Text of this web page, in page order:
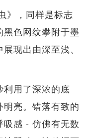
》，同样是标志
色网纹攀附于墨
现出由深至浅、
用了深浓的底
亮。错落有致的
吸感 - 仿佛有无数